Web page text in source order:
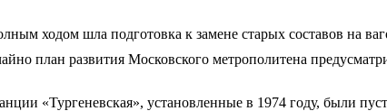
ходом шла подготовка к замене старых составов на
план развития Московского метрополитена
«Тургеневская», установленные в 1974 году, были